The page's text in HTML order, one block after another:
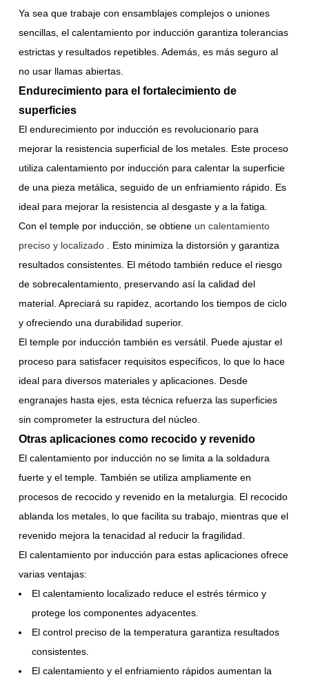
Ya sea que trabaje con ensamblajes complejos o uniones
sencillas, el calentamiento por inducción garantiza tolerancias
estrictas y resultados repetibles. Además, es más seguro al
no usar llamas abiertas.
Endurecimiento para el fortalecimiento de
superficies
El endurecimiento por inducción es revolucionario para
mejorar la resistencia superficial de los metales. Este proceso
utiliza calentamiento por inducción para calentar la superficie
de una pieza metálica, seguido de un enfriamiento rápido. Es
ideal para mejorar la resistencia al desgaste y a la fatiga.
Con el temple por inducción, se obtiene un calentamiento
preciso y localizado
. Esto minimiza la distorsión y garantiza
resultados consistentes. El método también reduce el riesgo
de sobrecalentamiento, preservando así la calidad del
material. Apreciará su rapidez, acortando los tiempos de ciclo
y ofreciendo una durabilidad superior.
El temple por inducción también es versátil. Puede ajustar el
proceso para satisfacer requisitos específicos, lo que lo hace
ideal para diversos materiales y aplicaciones. Desde
engranajes hasta ejes, esta técnica refuerza las superficies
sin comprometer la estructura del núcleo.
Otras aplicaciones como recocido y revenido
El calentamiento por inducción no se limita a la soldadura
fuerte y el temple. También se utiliza ampliamente en
procesos de recocido y revenido en la metalurgia. El recocido
ablanda los metales, lo que facilita su trabajo, mientras que el
revenido mejora la tenacidad al reducir la fragilidad.
El calentamiento por inducción para estas aplicaciones ofrece
varias ventajas:
El calentamiento localizado reduce el estrés térmico y
protege los componentes adyacentes.
El control preciso de la temperatura garantiza resultados
consistentes.
El calentamiento y el enfriamiento rápidos aumentan la